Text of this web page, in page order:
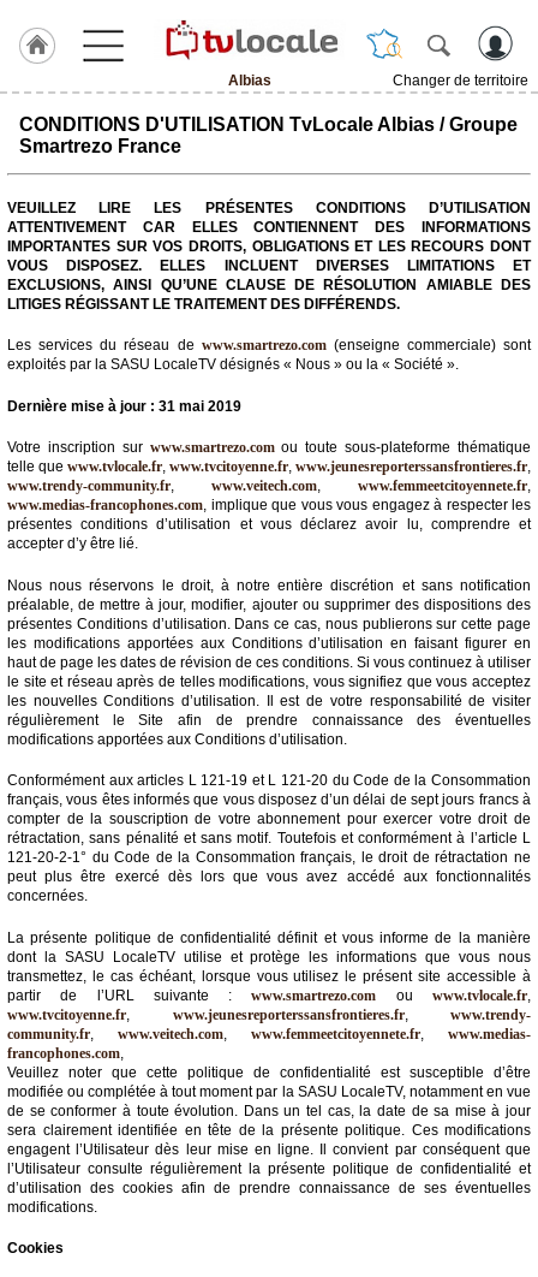
Albias
Changer de territoire
J'adhère
Hulcoq
Albias
TvLocale
France
Accueil
Agenda
Gazette
Vidéos
Médias
du
groupe
Blogs
Prémium
Inscription
annuaire
Accès
éditeur
CONDITIONS D'UTILISATION TvLocale Albias / Groupe
Smartrezo France
VEUILLEZ LIRE LES PRÉSENTES CONDITIONS D’UTILISATION
ATTENTIVEMENT CAR ELLES CONTIENNENT DES INFORMATIONS
IMPORTANTES SUR VOS DROITS, OBLIGATIONS ET LES RECOURS DONT
VOUS DISPOSEZ. ELLES INCLUENT DIVERSES LIMITATIONS ET
EXCLUSIONS, AINSI QU’UNE CLAUSE DE RÉSOLUTION AMIABLE DES
LITIGES RÉGISSANT LE TRAITEMENT DES DIFFÉRENDS.
Les services du réseau de www.smartrezo.com(enseigne commerciale) sont
exploités par la SASU LocaleTV désignés « Nous » ou la « Société ».
Dernière mise à jour : 31 mai 2019
Votre inscription sur www.smartrezo.comou toute sous-plateforme thématique
telle que www.tvlocale.fr, www.tvcitoyenne.fr, www.jeunesreporterssansfrontieres.fr,
www.trendy-community.fr, www.veitech.com, www.femmeetcitoyennete.fr,
www.medias-francophones.com, implique que vous vous engagez à respecter les
présentes conditions d’utilisation et vous déclarez avoir lu, comprendre et
accepter d’y être lié.
Nous nous réservons le droit, à notre entière discrétion et sans notification
préalable, de mettre à jour, modifier, ajouter ou supprimer des dispositions des
présentes Conditions d’utilisation. Dans ce cas, nous publierons sur cette page
les modifications apportées aux Conditions d’utilisation en faisant figurer en
haut de page les dates de révision de ces conditions. Si vous continuez à utiliser
le site et réseau après de telles modifications, vous signifiez que vous acceptez
les nouvelles Conditions d’utilisation. Il est de votre responsabilité de visiter
régulièrement le Site afin de prendre connaissance des éventuelles
modifications apportées aux Conditions d’utilisation.
Conformément aux articles L 121-19 et L 121-20 du Code de la Consommation
français, vous êtes informés que vous disposez d’un délai de sept jours francs à
compter de la souscription de votre abonnement pour exercer votre droit de
rétractation, sans pénalité et sans motif. Toutefois et conformément à l’article L
121-20-2-1° du Code de la Consommation français, le droit de rétractation ne
peut plus être exercé dès lors que vous avez accédé aux fonctionnalités
concernées.
La présente politique de confidentialité définit et vous informe de la manière
dont la SASU LocaleTV utilise et protège les informations que vous nous
transmettez, le cas échéant, lorsque vous utilisez le présent site accessible à
partir de l’URL suivante :www.smartrezo.com ouwww.tvlocale.fr,
www.tvcitoyenne.fr, www.jeunesreporterssansfrontieres.fr, www.trendy-
community.fr, www.veitech.com, www.femmeetcitoyennete.fr, www.medias-
francophones.com,
Veuillez noter que cette politique de confidentialité est susceptible d’être
modifiée ou complétée à tout moment par la SASU LocaleTV, notamment en vue
de se conformer à toute évolution. Dans un tel cas, la date de sa mise à jour
sera clairement identifiée en tête de la présente politique. Ces modifications
engagent l’Utilisateur dès leur mise en ligne. Il convient par conséquent que
l’Utilisateur consulte régulièrement la présente politique de confidentialité et
d’utilisation des cookies afin de prendre connaissance de ses éventuelles
modifications.
Cookies